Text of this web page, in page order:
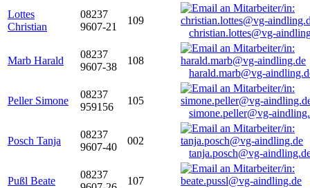
Lottes
Christian
08237
9607-21
109
christian.lottes@vg-
Marb Harald
08237
9607-38
108
harald.marb@vg-
Peller Simone
08237
959156
105
simone.peller@vg-
Posch Tanja
08237
9607-40
002
tanja.posch@vg-
Pußl Beate
08237
107